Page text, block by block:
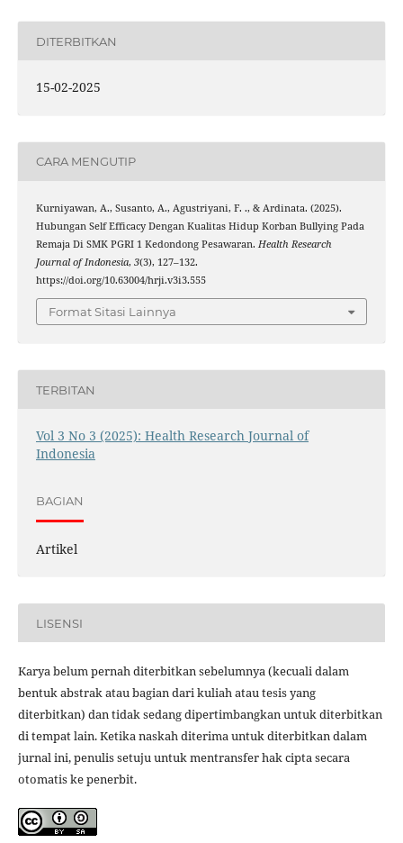
DITERBITKAN
15-02-2025
CARA MENGUTIP
Kurniyawan, A., Susanto, A., Agustriyani, F. ., & Ardinata. (2025).
Hubungan Self Efficacy Dengan Kualitas Hidup Korban Bullying Pada
Remaja Di SMK PGRI 1 Kedondong Pesawaran. Health Research
Journal of Indonesia, 3(3), 127–132.
https://doi.org/10.63004/hrji.v3i3.555
Format Sitasi Lainnya
TERBITAN
Vol 3 No 3 (2025): Health Research Journal of
Indonesia
BAGIAN
Artikel
LISENSI
Karya belum pernah diterbitkan sebelumnya (kecuali dalam
bentuk abstrak atau bagian dari kuliah atau tesis yang
diterbitkan) dan tidak sedang dipertimbangkan untuk diterbitkan
di tempat lain. Ketika naskah diterima untuk diterbitkan dalam
jurnal ini, penulis setuju untuk mentransfer hak cipta secara
otomatis ke penerbit.